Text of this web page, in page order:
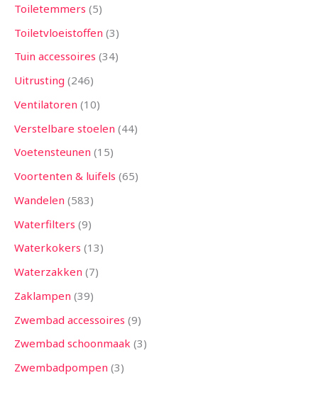
Toiletemmers 5
Toiletvloeistoffen 3
Tuin accessoires 34
Uitrusting 246
Ventilatoren 10
Verstelbare stoelen 44
Voetensteunen 15
Voortenten & luifels 65
Wandelen 583
Waterfilters 9
Waterkokers 13
Waterzakken 7
Zaklampen 39
Zwembad accessoires 9
Zwembad schoonmaak 3
Zwembadpompen 3